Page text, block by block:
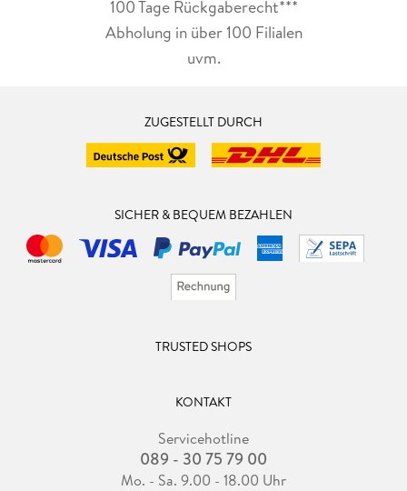
100 Tage Rückgaberecht***
Abholung in über 100 Filialen
uvm.
ZUGESTELLT DURCH
SICHER & BEQUEM BEZAHLEN
TRUSTED SHOPS
KONTAKT
Servicehotline
089 - 30 75 79 00
Mo. - Sa. 9.00 - 18.00 Uhr